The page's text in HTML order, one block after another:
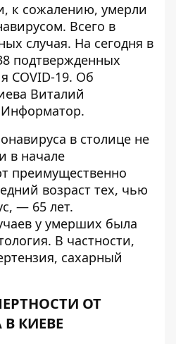
к сожалению, умерли
Всего в
случая. На сегодня в
подтвержденных
COVID-19. Об
Виталий
Информатор.
в столице не
в начале
преимущественно
возраст тех, чью
— 65 лет.
у умерших была
В частности,
сахарный
ОТ
КИЕВЕ